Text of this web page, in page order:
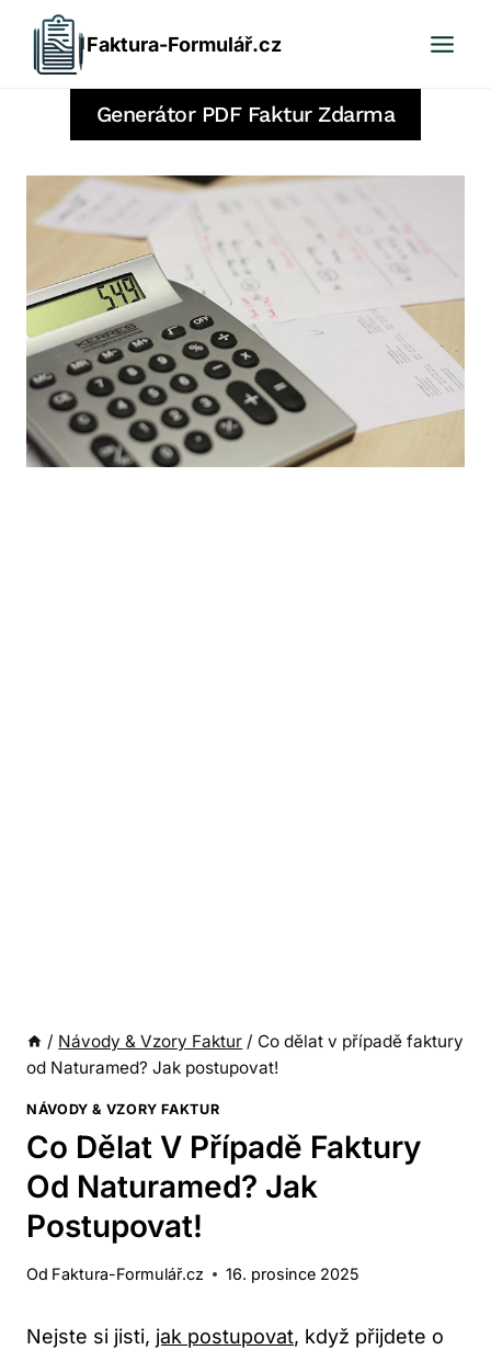
Přeskočit
obsah
Faktura-Formulář.cz
Generátor PDF Faktur Zdarma
/ Návody & Vzory Faktur / Co dělat v případě faktury
od Naturamed? Jak postupovat!
NÁVODY & VZORY FAKTUR
Co Dělat V Případě Faktury
Od Naturamed? Jak
Postupovat!
Od Faktura-Formulář.cz 16. prosince 2025
Nejste⁢ si jisti, jak postupovat, když‌ přijdete o​